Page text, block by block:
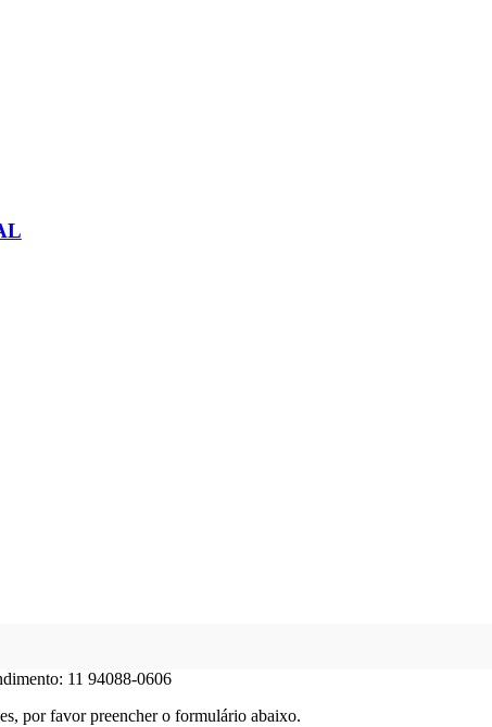
11 94088-0606
por favor preencher o formulário abaixo.